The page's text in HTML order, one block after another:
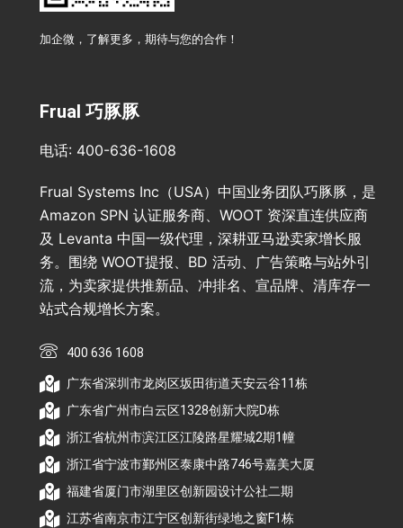
加企微，了解更多，期待与您的合作！
Frual 巧豚豚
电话: 400-636-1608
Frual Systems Inc（USA）中国业务团队巧豚豚，是
Amazon SPN 认证服务商、WOOT 资深直连供应商
及 Levanta 中国一级代理，深耕亚马逊卖家增长服
务。围绕 WOOT提报、BD 活动、广告策略与站外引
流，为卖家提供推新品、冲排名、宣品牌、清库存一
站式合规增长方案。
400 636 1608
广东省深圳市龙岗区坂田街道天安云谷11栋
广东省广州市白云区1328创新大院D栋
浙江省杭州市滨江区江陵路星耀城2期1幢
浙江省宁波市鄞州区泰康中路746号嘉美大厦
福建省厦门市湖里区创新园设计公社二期
江苏省南京市江宁区创新街绿地之窗F1栋